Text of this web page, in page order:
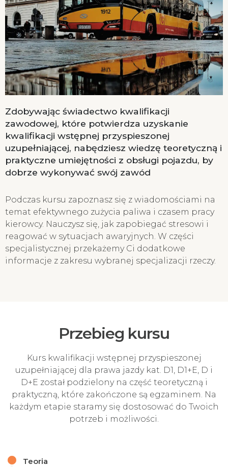
Zdobywając świadectwo kwalifikacji
zawodowej, które potwierdza uzyskanie
kwalifikacji wstępnej przyspieszonej
uzupełniającej, nabędziesz wiedzę teoretyczną i
praktyczne umiejętności z obsługi pojazdu, by
dobrze wykonywać swój zawód
Podczas kursu zapoznasz się z wiadomościami na
temat efektywnego zużycia paliwa i czasem pracy
kierowcy. Nauczysz się, jak zapobiegać stresowi i
reagować w sytuacjach awaryjnych. W części
specjalistycznej przekażemy Ci dodatkowe
informacje z zakresu wybranej specjalizacji rzeczy.
Przebieg kursu
Kurs kwalifikacji wstępnej przyspieszonej
uzupełniającej dla prawa jazdy kat. D1, D1+E, D i
D+E został podzielony na część teoretyczną i
praktyczną, które zakończone są egzaminem. Na
każdym etapie staramy się dostosować do Twoich
potrzeb i możliwości.
Teoria